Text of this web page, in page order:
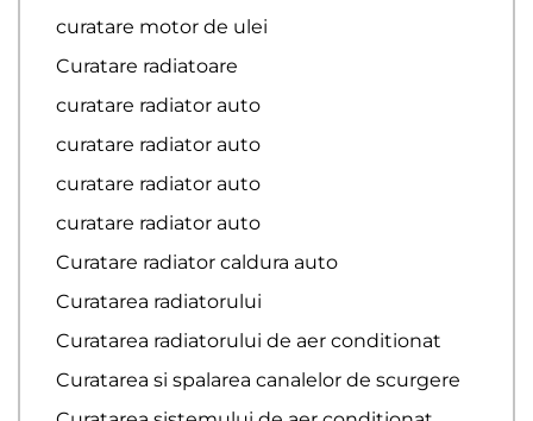
curatare motor de ulei
Curatare radiatoare
curatare radiator auto
curatare radiator auto
curatare radiator auto
curatare radiator auto
Curatare radiator caldura auto
Curatarea radiatorului
Curatarea radiatorului de aer conditionat
Curatarea si spalarea canalelor de scurgere